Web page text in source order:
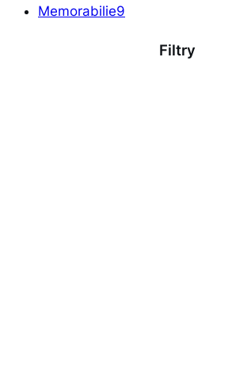
Memorabilie9
Filtry